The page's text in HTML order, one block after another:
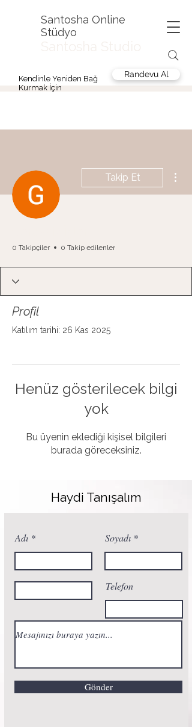
Santosha Online
Stüdyo
Kendinle Yeniden Bağ
Kurmak İçin
Randevu Al
Takip Et
0 Takipçiler 0 Takip edilenler
Profil
Katılım tarihi: 26 Kas 2025
Henüz gösterilecek bilgi
yok
Bu üyenin eklediği kişisel bilgileri
burada göreceksiniz.
Haydi Tanışalım
Adı Soyadı
Telefon
Gönder